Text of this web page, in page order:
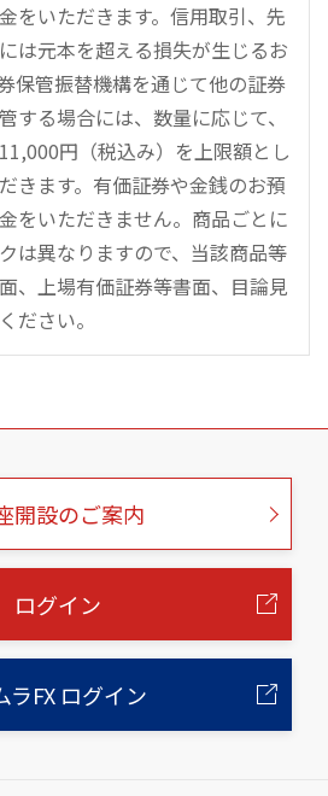
をいただきます。信用取引、先
は元本を超える損失が生じるお
保管振替機構を通じて他の証券
する場合には、数量に応じて、
円（税込み）を上限額とし
きます。有価証券や金銭のお預
をいただきません。商品ごとに
は異なりますので、当該商品等
、上場有価証券等書面、目論見
ださい。
開設のご案内
ログイン
ラFX ログイン